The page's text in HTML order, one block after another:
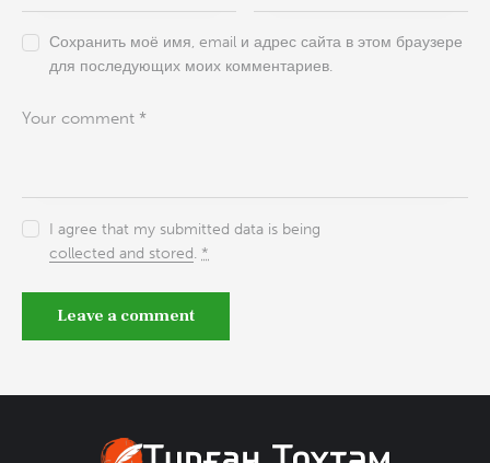
Сохранить моё имя, email и адрес сайта в этом браузере
для последующих моих комментариев.
I agree that my submitted data is being
collected and stored. *